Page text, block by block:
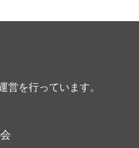
営を行っています。